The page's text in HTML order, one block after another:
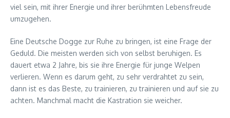
viel sein, mit ihrer Energie und ihrer berühmten Lebensfreude
umzugehen.
Eine Deutsche Dogge zur Ruhe zu bringen, ist eine Frage der
Geduld. Die meisten werden sich von selbst beruhigen. Es
dauert etwa 2 Jahre, bis sie ihre Energie für junge Welpen
verlieren. Wenn es darum geht, zu sehr verdrahtet zu sein,
dann ist es das Beste, zu trainieren, zu trainieren und auf sie zu
achten. Manchmal macht die Kastration sie weicher.